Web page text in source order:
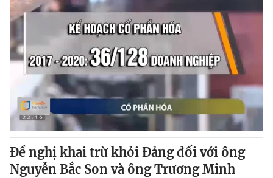
Theo dõi báo trên
Cơ quan chủ quản:Đài Truyền hình Việt Nam
Cơ quan báo chí:Thời báo VTV
Giấy phép hoạt động báo in và báo điện tử số 483/GP-BTTTT
cấp ngày 29/12/2023
Tổng Biên tập:Vũ Thanh Thủy
Phó Tổng Biên tập:Nguyễn Thị Mỹ Hạnh, Phạm Quốc Thắng,
Nguyễn Trọng Ninh
Tổng đài VTV:024.38 355 931 - 024.38 355 932
Đề nghị khai trừ khỏi Đảng đối với ông
Nguyễn Bắc Son và ông Trương Minh